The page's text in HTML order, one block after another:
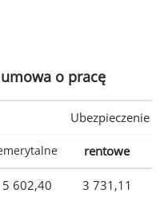
o pracę
Ubezpieczenie
rentowe
5 602,40 3 731,11